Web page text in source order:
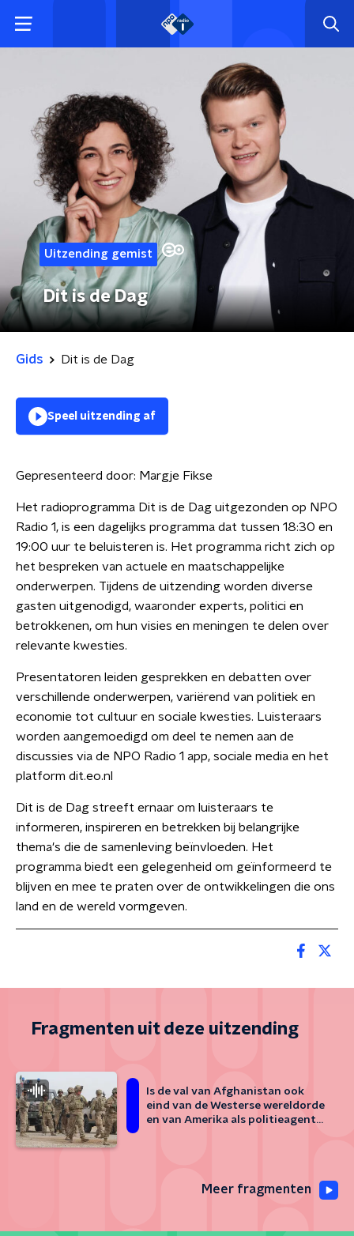
Uitzending gemist
Dit is de Dag
Gids Dit is de Dag
Speel uitzending af
Gepresenteerd door: Margje Fikse
Het radioprogramma Dit is de Dag uitgezonden op NPO
Radio 1, is een dagelijks programma dat tussen 18:30 en
19:00 uur te beluisteren is. Het programma richt zich op
het bespreken van actuele en maatschappelijke
onderwerpen. Tijdens de uitzending worden diverse
gasten uitgenodigd, waaronder experts, politici en
betrokkenen, om hun visies en meningen te delen over
relevante kwesties.
Presentatoren leiden gesprekken en debatten over
verschillende onderwerpen, variërend van politiek en
economie tot cultuur en sociale kwesties. Luisteraars
worden aangemoedigd om deel te nemen aan de
discussies via de NPO Radio 1 app, sociale media en het
platform dit.eo.nl
Dit is de Dag streeft ernaar om luisteraars te
informeren, inspireren en betrekken bij belangrijke
thema's die de samenleving beïnvloeden. Het
programma biedt een gelegenheid om geïnformeerd te
blijven en mee te praten over de ontwikkelingen die ons
land en de wereld vormgeven.
Fragmenten uit deze uitzending
Is de val van Afghanistan ook
eind van de Westerse wereldorde
en van Amerika als politieagent
Meer fragmenten